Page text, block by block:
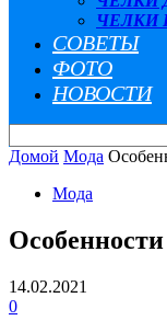
ЧЕЛКИ
СОВЕТЫ
ФОТО
НОВОСТИ
Домой Мода
Мода
14.02.2021
0